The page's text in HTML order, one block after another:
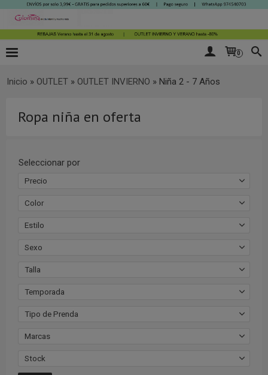
0
Inicio » OUTLET » OUTLET INVIERNO » Niña 2 - 7 Años
Ropa niña en oferta
Seleccionar por
Precio
Color
Estilo
Sexo
Talla
Temporada
Tipo de Prenda
Marcas
Stock